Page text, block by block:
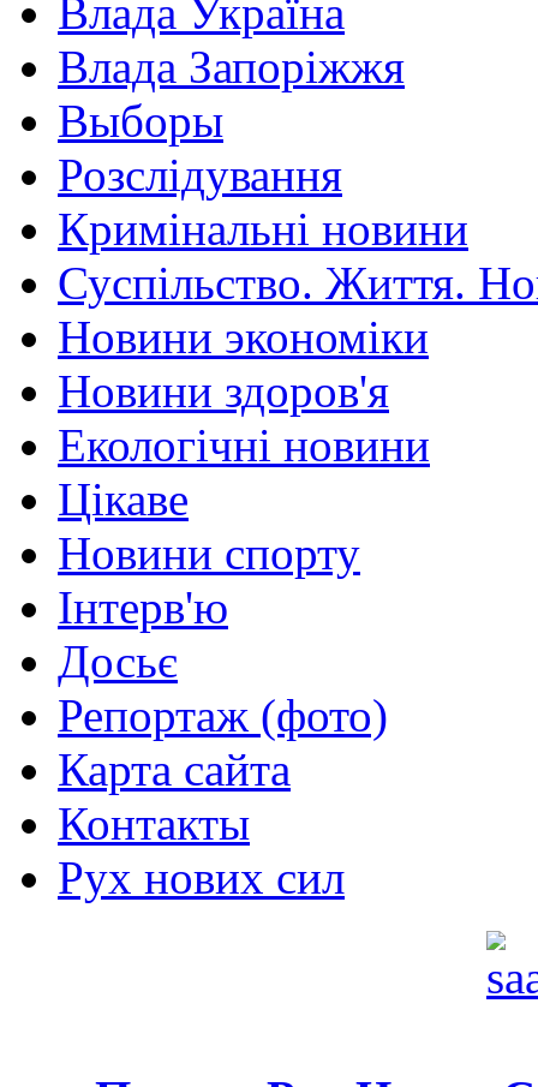
Влада Україна
Влада Запоріжжя
Выборы
Розслідування
Кримінальні новини
Суспільство. Життя.
Новини экономіки
Новини здоров'я
Екологічні новини
Цікаве
Новини спорту
Інтерв'ю
Досьє
Репортаж (фото)
Карта сайта
Контакты
Рух нових сил